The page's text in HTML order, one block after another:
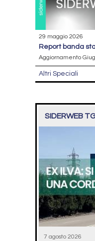
29 maggio 2026
report banda
Aggiornamento
Altri Speciali
SIDERWEB
7 agosto 2026